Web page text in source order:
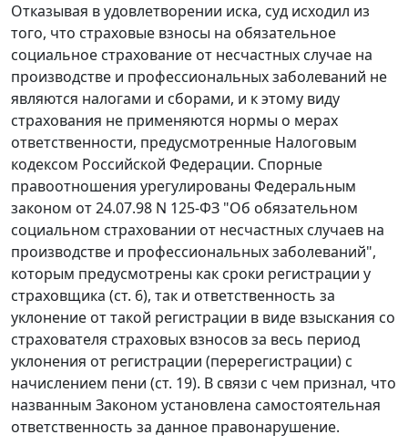
Отказывая в удовлетворении иска, суд исходил из
того, что страховые взносы на обязательное
социальное страхование от несчастных случае на
производстве и профессиональных заболеваний не
являются налогами и сборами, и к этому виду
страхования не применяются нормы о мерах
ответственности, предусмотренные Налоговым
кодексом Российской Федерации. Спорные
правоотношения урегулированы Федеральным
законом от 24.07.98 N 125-ФЗ "Об обязательном
социальном страховании от несчастных случаев на
производстве и профессиональных заболеваний",
которым предусмотрены как сроки регистрации у
страховщика (ст. 6), так и ответственность за
уклонение от такой регистрации в виде взыскания со
страхователя страховых взносов за весь период
уклонения от регистрации (перерегистрации) с
начислением пени (ст. 19). В связи с чем признал, что
названным Законом установлена самостоятельная
ответственность за данное правонарушение.